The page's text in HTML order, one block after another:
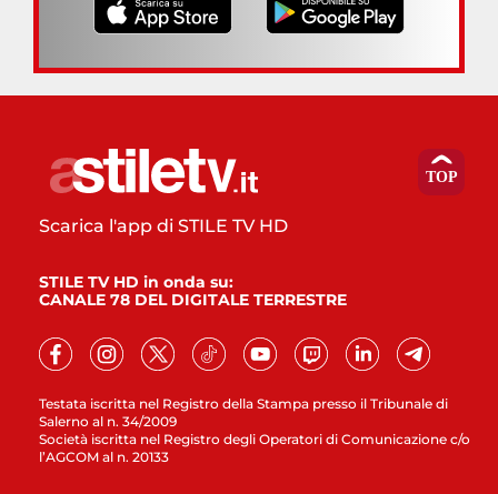
Testata iscritta nel Registro della Stampa presso il Tribunale di
Salerno al n. 34/2009
Società iscritta nel Registro degli Operatori di Comunicazione c/o
l’AGCOM al n. 20133
Scarica l'app di STILE TV HD
STILE TV HD in onda su:
CANALE 78 DEL DIGITALE TERRESTRE